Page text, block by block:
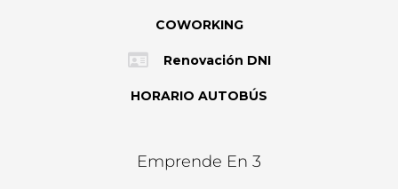
COWORKING
Renovación DNI
HORARIO AUTOBÚS
Emprende En 3